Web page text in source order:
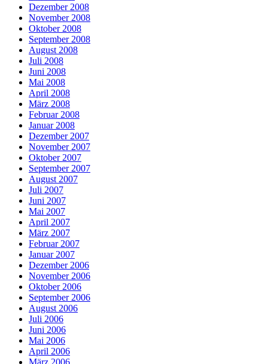
Dezember 2008
November 2008
Oktober 2008
September 2008
August 2008
Juli 2008
Juni 2008
Mai 2008
April 2008
März 2008
Februar 2008
Januar 2008
Dezember 2007
November 2007
Oktober 2007
September 2007
August 2007
Juli 2007
Juni 2007
Mai 2007
April 2007
März 2007
Februar 2007
Januar 2007
Dezember 2006
November 2006
Oktober 2006
September 2006
August 2006
Juli 2006
Juni 2006
Mai 2006
April 2006
März 2006